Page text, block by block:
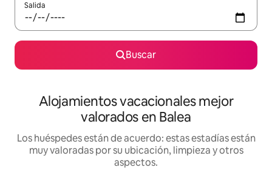
Salida
Buscar
Alojamientos vacacionales mejor
valorados en Balea
Los huéspedes están de acuerdo: estas estadías están
muy valoradas por su ubicación, limpieza y otros
aspectos.